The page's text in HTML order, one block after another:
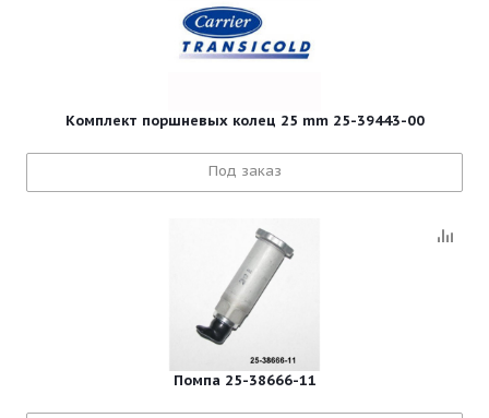
Комплект поршневых колец 25 mm 25-39443-00
Под заказ
Помпа 25-38666-11